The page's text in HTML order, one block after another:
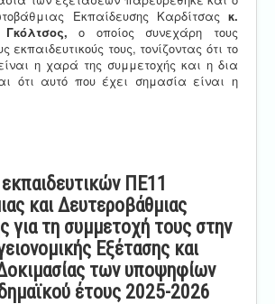
Εκπαίδευσης Καρδίτσας κ.
ο οποίος συνεχάρη τους
εκπαιδευτικούς τους, τονίζοντας ότι το
η χαρά της συμμετοχής και η δια
ότι αυτό που έχει σημασία είναι η
ΠΕ11
και Δευτεροβάθμιας
για τη συμμετοχή τους στην
Εξέτασης και
των υποψηφίων
έτους 2025-2026